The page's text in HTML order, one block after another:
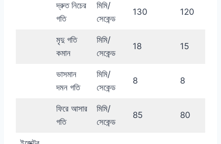
দ্রুত নিচের
গতি
মিমি/
সেকেন্ড
130 120
মৃদু গতি
কমান
মিমি/
সেকেন্ড
18 15
ভাসমান
দমন গতি
মিমি/
সেকেন্ড
8 8
ফিরে আসার
গতি
মিমি/
সেকেন্ড
85 80